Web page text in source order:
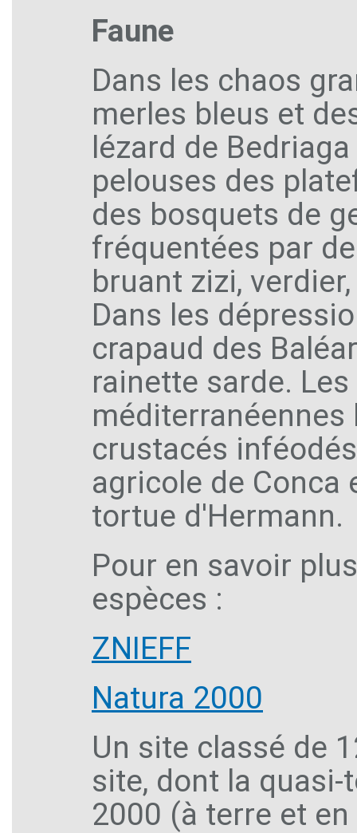
Faune
Dans les chaos
merles bleus et
lézard de
pelouses des
des bosquets de
fréquentées par
bruant zizi,
Dans les
crapaud des
rainette sarde.
crustacés
agricole de Conca
tortue d'Hermann.
Pour en savoir
espèces :
ZNIEFF
Natura 2000
Un site classé de
site, dont la
2000 (à terre et